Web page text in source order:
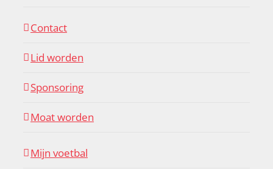
Contact
Lid worden
Sponsoring
Moat worden
Mijn voetbal